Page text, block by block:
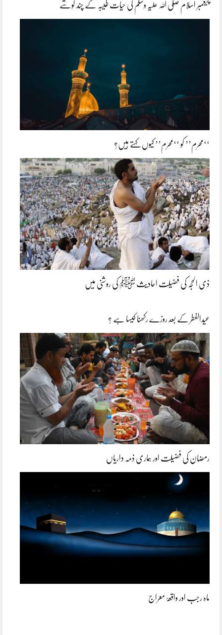
پیغمبر اسلام صلی اللہ علیہ وسلم کی حیات طیبہ کے چند گوشے
‘‘محرم’’ کو ‘‘محرم’’ کیوں کہتے ہیں؟
ذی الحجہ کی فضیلت احادیث ﷺ کی روشنی میں
عیدالفطر کے بعد روزے رکھنا کیسا ہے ؟
رمضان کی فضیلت اور ہماری ذمہ داریاں
ماہ رجب اور واقعۂ معراج